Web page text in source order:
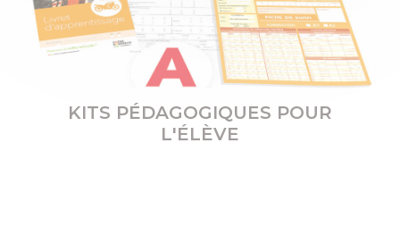
KITS PÉDAGOGIQUES POUR
L'ÉLÈVE